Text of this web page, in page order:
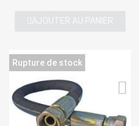
AJOUTER AU PANIER
Rupture de stock